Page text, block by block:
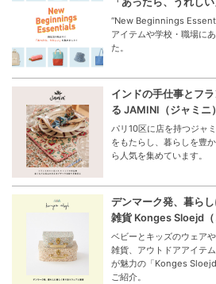
“New Beginnings
アイテムや学校・職場に
た。
インドの手仕事とフ
る JAMINI（ジャミニ）
パリ10区に店を持つジャ
をもたらし、暮らしを豊
ら人気を集めています。
デンマーク発、暮ら
雑貨 Konges Sloejd（
ベビーとキッズのウェア
雑貨、アウトドアアイテ
が魅力の「Konges
ご紹介。